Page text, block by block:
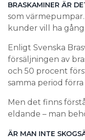
BRASKAMINER ÄR
som
kunder vill ha
Enligt Svenska
försäljningen av
och 50 procent
samma period förra
Men det finns
eldande – man
ÄR MAN INTE